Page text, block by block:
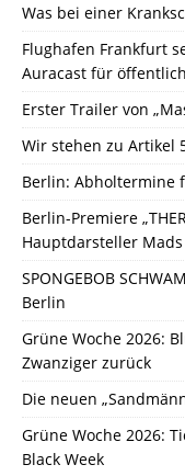
Was bei einer
Flughafen Frankfurt
Auracast für
Erster Trailer von
Wir stehen zu Artikel
Berlin: Abholtermine
Berlin-Premiere
Hauptdarsteller
SPONGEBOB
Berlin
Grüne Woche 2026:
Zwanziger zurück
Die neuen
Grüne Woche 2026:
Black Week